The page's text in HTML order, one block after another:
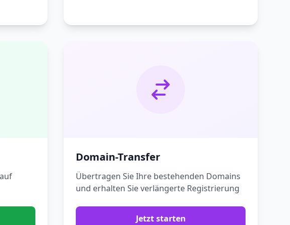
Domain-Transfer
Übertragen Sie Ihre bestehenden Domains
und erhalten Sie verlängerte Registrierung
Jetzt starten